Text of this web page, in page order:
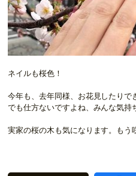
ネイルも桜色！
今年も、去年同様、お花見したりで
でも仕方ないですよね、みんな気持
実家の桜の木も気になります。もう